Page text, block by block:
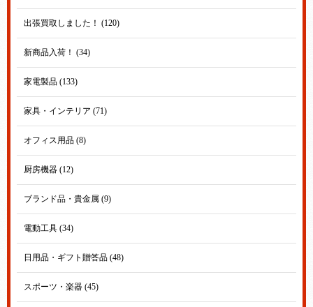
出張買取しました！ (120)
新商品入荷！ (34)
家電製品 (133)
家具・インテリア (71)
オフィス用品 (8)
厨房機器 (12)
ブランド品・貴金属 (9)
電動工具 (34)
日用品・ギフト贈答品 (48)
スポーツ・楽器 (45)